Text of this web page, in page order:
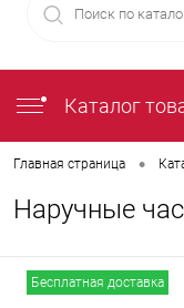
Каталог
Главная страница •
Наручные
Бесплатная доставка